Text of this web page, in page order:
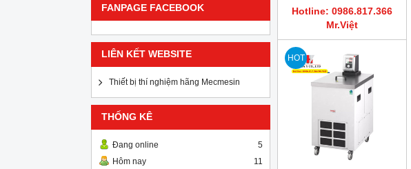
FANPAGE FACEBOOK
LIÊN KẾT WEBSITE
Thiết bị thí nghiệm hãng Mecmesin
THỐNG KÊ
Đang online
5
Hôm nay
11
JULABO
Hotline: 0986.817.366
Mr.Việt
HOT